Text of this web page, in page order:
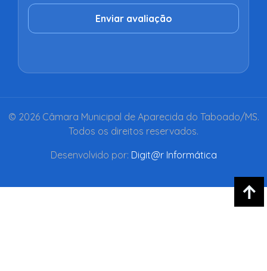
Enviar avaliação
© 2026 Câmara Municipal de Aparecida do Taboado/MS.
Todos os direitos reservados.
Desenvolvido por: Digit@r Informática